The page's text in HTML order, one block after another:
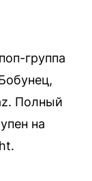
группа
Полный
на